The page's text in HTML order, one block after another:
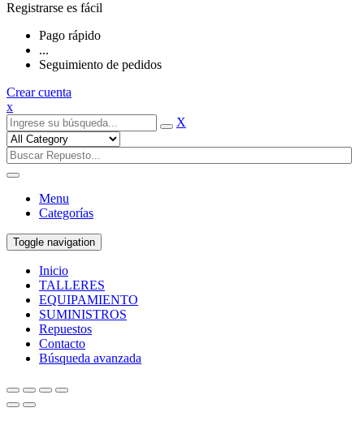
Registrarse es fácil
Pago rápido
...
Seguimiento de pedidos
Crear cuenta
x
X
Menu
Categorías
Toggle navigation
Inicio
TALLERES
EQUIPAMIENTO
SUMINISTROS
Repuestos
Contacto
Búsqueda avanzada